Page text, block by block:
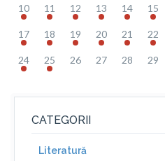
10 11 12 13 14 15
17 18 19 20 21 22
24 25 26 27 28 29
CATEGORII
Literatură